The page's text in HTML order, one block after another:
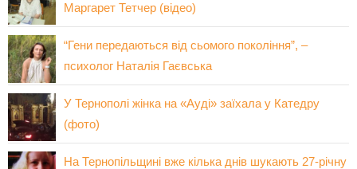
Маргарет Тетчер (відео)
“Гени передаються від сьомого покоління”, –
психолог Наталія Гаєвська
У Тернополі жінка на «Ауді» заїхала у Катедру
(фото)
На Тернопільщині вже кілька днів шукають 27-річну